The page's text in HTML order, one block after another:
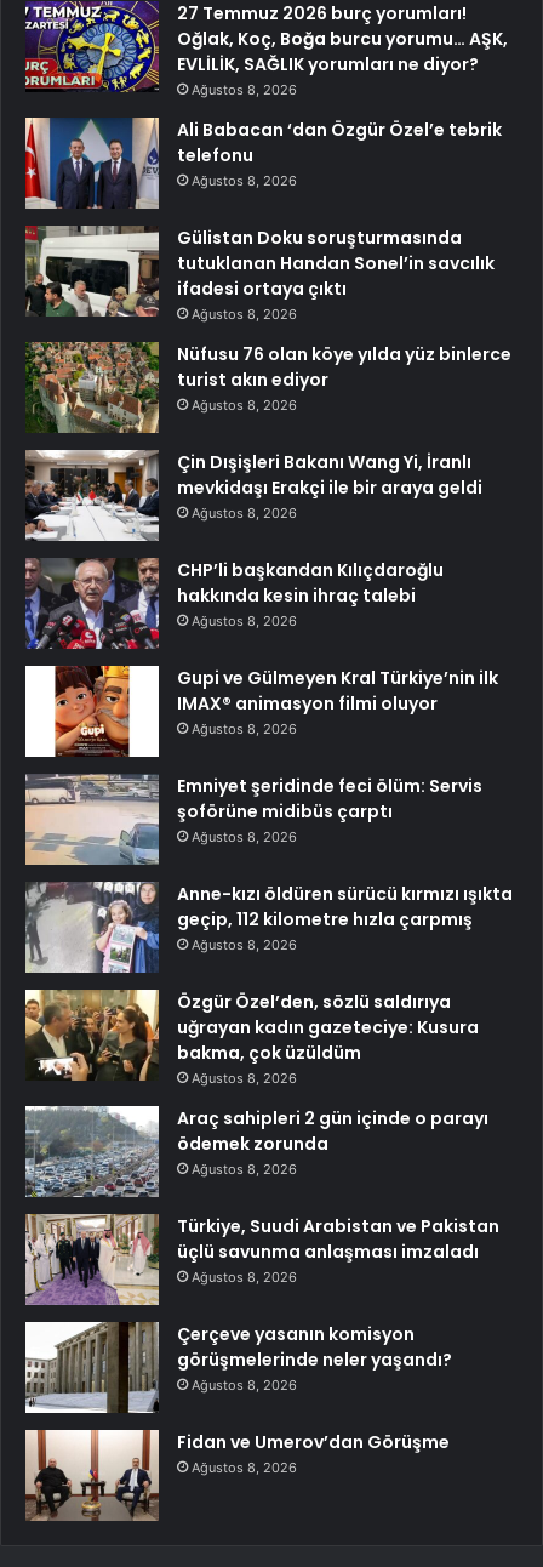
27 Temmuz 2026 burç yorumları!
Oğlak, Koç, Boğa burcu yorumu… AŞK,
EVLİLİK, SAĞLIK yorumları ne diyor?
Ağustos 8, 2026
Ali Babacan ‘dan Özgür Özel’e tebrik
telefonu
Ağustos 8, 2026
Gülistan Doku soruşturmasında
tutuklanan Handan Sonel’in savcılık
ifadesi ortaya çıktı
Ağustos 8, 2026
Nüfusu 76 olan köye yılda yüz binlerce
turist akın ediyor
Ağustos 8, 2026
Çin Dışişleri Bakanı Wang Yi, İranlı
mevkidaşı Erakçi ile bir araya geldi
Ağustos 8, 2026
CHP’li başkandan Kılıçdaroğlu
hakkında kesin ihraç talebi
Ağustos 8, 2026
Gupi ve Gülmeyen Kral Türkiye’nin ilk
IMAX® animasyon filmi oluyor
Ağustos 8, 2026
Emniyet şeridinde feci ölüm: Servis
şoförüne midibüs çarptı
Ağustos 8, 2026
Anne-kızı öldüren sürücü kırmızı ışıkta
geçip, 112 kilometre hızla çarpmış
Ağustos 8, 2026
Özgür Özel’den, sözlü saldırıya
uğrayan kadın gazeteciye: Kusura
bakma, çok üzüldüm
Ağustos 8, 2026
Araç sahipleri 2 gün içinde o parayı
ödemek zorunda
Ağustos 8, 2026
Türkiye, Suudi Arabistan ve Pakistan
üçlü savunma anlaşması imzaladı
Ağustos 8, 2026
Çerçeve yasanın komisyon
görüşmelerinde neler yaşandı?
Ağustos 8, 2026
Fidan ve Umerov’dan Görüşme
Ağustos 8, 2026